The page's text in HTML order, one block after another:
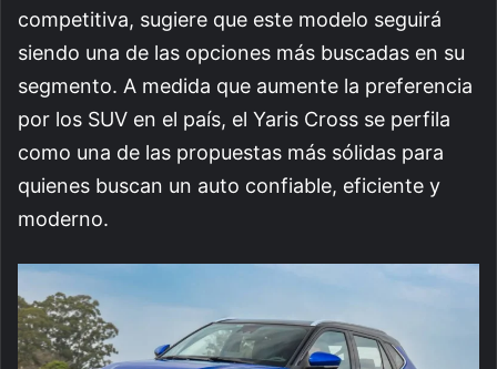
competitiva, sugiere que este modelo seguirá
siendo una de las opciones más buscadas en su
segmento. A medida que aumente la preferencia
por los SUV en el país, el Yaris Cross se perfila
como una de las propuestas más sólidas para
quienes buscan un auto confiable, eficiente y
moderno.